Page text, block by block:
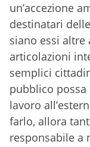
un’accezione
destinatari
siano essi
articolazioni
semplici
pubblico
lavoro
farlo, allora
responsabile a